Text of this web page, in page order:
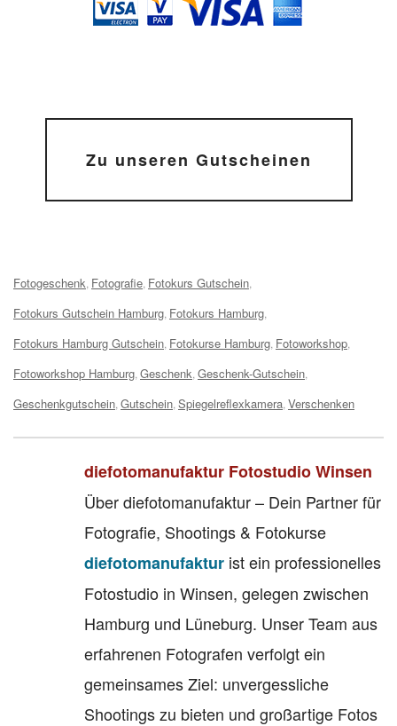
Zu unseren Gutscheinen
Tags:
Fotogeschenk Fotografie Fotokurs Gutschein
Fotokurs Gutschein Hamburg Fotokurs Hamburg
Fotokurs Hamburg Gutschein Fotokurse Hamburg Fotoworkshop
Fotoworkshop Hamburg Geschenk Geschenk-Gutschein
Geschenkgutschein Gutschein Spiegelreflexkamera Verschenken
diefotomanufaktur Fotostudio Winsen
Über diefotomanufaktur – Dein Partner für
Fotografie, Shootings & Fotokurse
diefotomanufaktur ist ein professionelles
Fotostudio in Winsen, gelegen zwischen
Hamburg und Lüneburg. Unser Team aus
erfahrenen Fotografen verfolgt ein
gemeinsames Ziel: unvergessliche
Shootings zu bieten und großartige Fotos